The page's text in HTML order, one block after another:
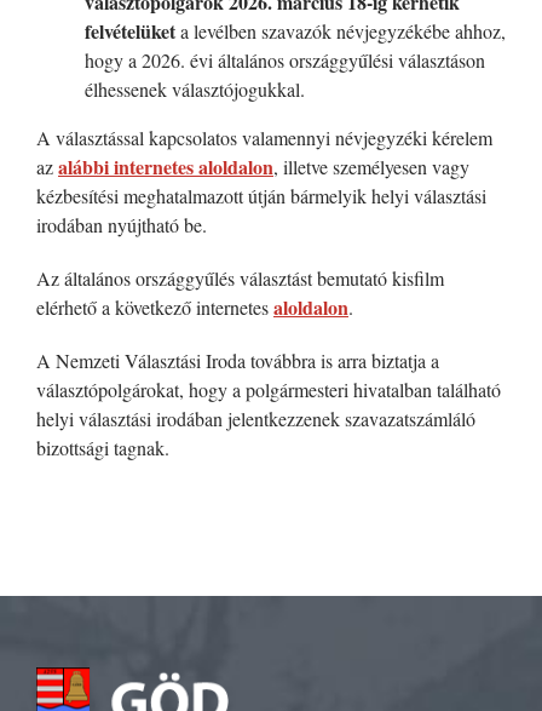
felvételüketa levélben szavazók névjegyzékébe ahhoz,
hogy a 2026. évi általános országgyűlési választáson
élhessenek választójogukkal.
A választással kapcsolatos valamennyi névjegyzéki kérelem
azalábbi internetes aloldalon, illetve személyesen vagy
kézbesítési meghatalmazott útján bármelyik helyi választási
irodában nyújtható be.
Az általános országgyűlés választást bemutató kisfilm
elérhető a következő internetesaloldalon.
A Nemzeti Választási Iroda továbbra is arra biztatja a
választópolgárokat, hogy a polgármesteri hivatalban található
helyi választási irodában jelentkezzenek szavazatszámláló
bizottsági tagnak.